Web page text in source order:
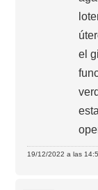
el
19/12/2022 a las